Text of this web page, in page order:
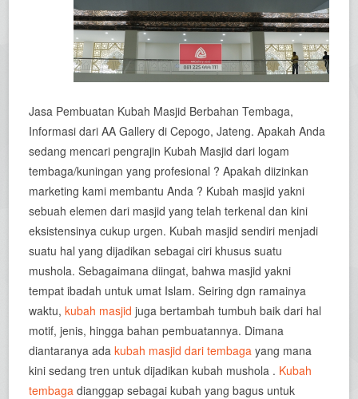
Jasa Pembuatan Kubah Masjid Berbahan Tembaga,
Informasi dari AA Gallery di Cepogo, Jateng. Apakah Anda
sedang mencari pengrajin Kubah Masjid dari logam
tembaga/kuningan yang profesional ? Apakah diizinkan
marketing kami membantu Anda ? Kubah masjid yakni
sebuah elemen dari masjid yang telah terkenal dan kini
eksistensinya cukup urgen. Kubah masjid sendiri menjadi
suatu hal yang dijadikan sebagai ciri khusus suatu
mushola. Sebagaimana diingat, bahwa masjid yakni
tempat ibadah untuk umat Islam. Seiring dgn ramainya
waktu,kubah masjid juga bertambah tumbuh baik dari hal
motif, jenis, hingga bahan pembuatannya. Dimana
diantaranya adakubah masjid dari tembaga yang mana
kini sedang tren untuk dijadikan kubah mushola . Kubah
tembaga dianggap sebagai kubah yang bagus untuk